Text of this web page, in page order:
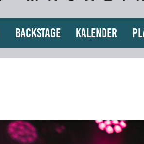
Backstage Kalender